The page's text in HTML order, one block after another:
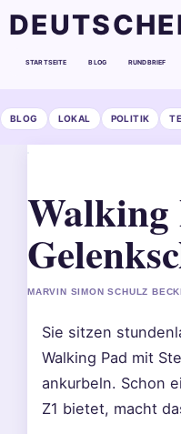
STARTSEITE BLOG RUNDBRIEF
BLOG LOKAL POLITIK
Walking
MARVIN SIMON SCHULZ
Sie sitzen
Walking Pad mit
ankurbeln. Schon
Z1 bietet, macht